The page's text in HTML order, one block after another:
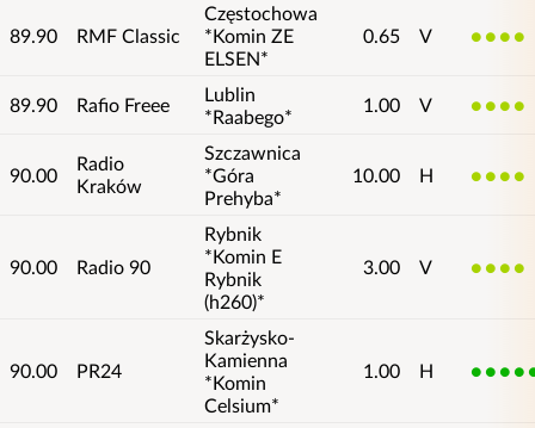
89.90 RMF Classic
Częstochowa
*Komin ZE
ELSEN*
0.65 V 4
89.90 Rafio Freee
Lublin
*Raabego*
1.00 V 4
90.00
Radio
Kraków
Szczawnica
*Góra
Prehyba*
10.00 H 4
90.00 Radio 90
Rybnik
*Komin E
Rybnik
(h260)*
3.00 V 4
90.00 PR24
Skarżysko-
Kamienna
*Komin
Celsium*
1.00 H 5